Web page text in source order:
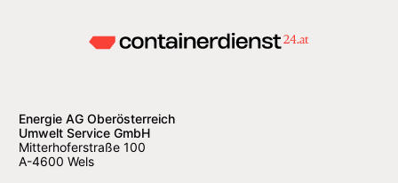
Energie AG Oberösterreich
Umwelt Service GmbH
Mitterhoferstraße 100
A-4600 Wels